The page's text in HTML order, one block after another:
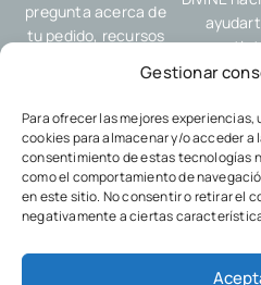
Gestionar
Para ofrecer las mejores
cookies para almacenar y/o acceder a
consentimiento de estas tecnologías
como el comportamiento de
en este sitio. No consentir o retirar el
negativamente a ciertas
pregunta acerca de
tu pedido, recursos
por favor, contacta
compartir
forma
estés: en el
en el
tus
cualquier